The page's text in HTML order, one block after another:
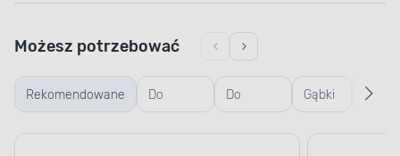
Rekomendowane Do
usuwania
Do
usuwania
Gąbki
Możesz potrzebować